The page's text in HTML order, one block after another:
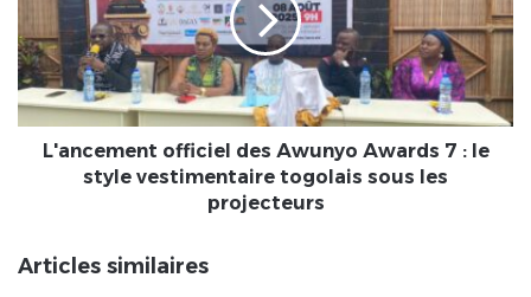
accident
d'hélicoptère
7
:
style
vestimentaire
L'ancement officiel des Awunyo Awards 7 : le
style vestimentaire togolais sous les
projecteurs
Articles similaires